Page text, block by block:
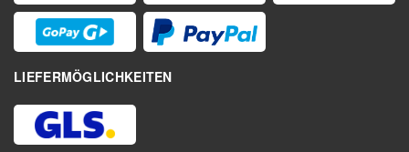
LIEFERMÖGLICHKEITEN